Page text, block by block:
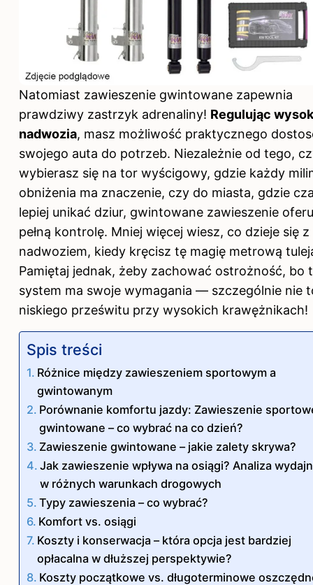
Natomiast zawieszenie gwintowane zapewnia
prawdziwy zastrzyk adrenaliny! Regulując
nadwozia, masz możliwość praktycznego
swojego auta do potrzeb. Niezależnie od tego,
wybierasz się na tor wyścigowy, gdzie każdy
obniżenia ma znaczenie, czy do miasta, gdzie
lepiej unikać dziur, gwintowane zawieszenie
pełną kontrolę. Mniej więcej wiesz, co dzieje się
nadwoziem, kiedy kręcisz tę magię metrową
Pamiętaj jednak, żeby zachować ostrożność, bo
system ma swoje wymagania — szczególnie nie
niskiego prześwitu przy wysokich krawężnikach!
Spis treści
Różnice między zawieszeniem sportowym a
gwintowanym
Porównanie komfortu jazdy: Zawieszenie
gwintowane – co wybrać na co dzień?
Zawieszenie gwintowane – jakie zalety skrywa?
Jak zawieszenie wpływa na osiągi? Analiza
w różnych warunkach drogowych
Typy zawieszenia – co wybrać?
Komfort vs. osiągi
Koszty i konserwacja – która opcja jest bardziej
opłacalna w dłuższej perspektywie?
Koszty początkowe vs. długoterminowe